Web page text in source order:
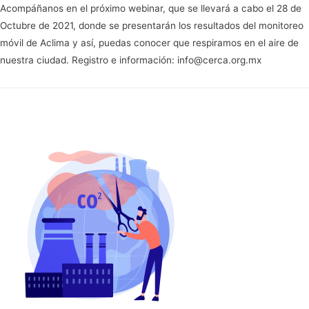
Acompáñanos en el próximo webinar, que se llevará a cabo el 28 de
Octubre de 2021, donde se presentarán los resultados del monitoreo
móvil de Aclima y así, puedas conocer que respiramos en el aire de
nuestra ciudad. Registro e información: info@cerca.org.mx